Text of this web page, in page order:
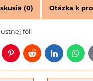
(0) Otázka k
fóli
PinterestRedditLinkedIn